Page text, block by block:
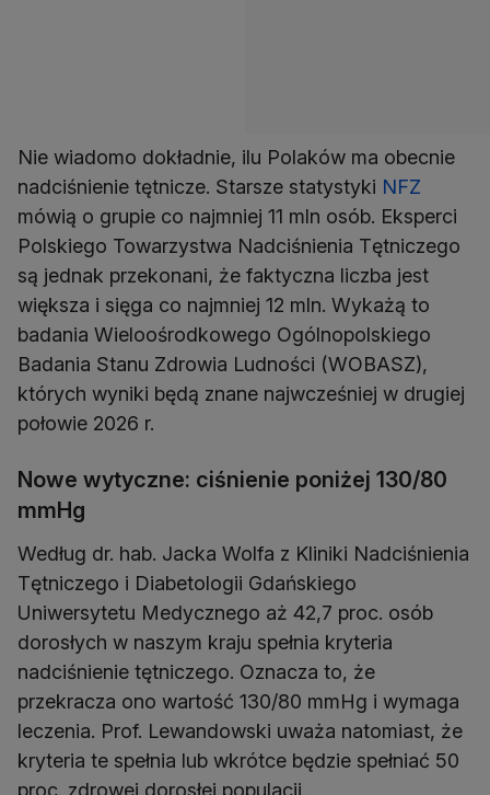
Nie wiadomo dokładnie, ilu Polaków ma obecnie
nadciśnienie tętnicze. Starsze statystyki NFZ
mówią o grupie co najmniej 11 mln osób. Eksperci
Polskiego Towarzystwa Nadciśnienia Tętniczego
są jednak przekonani, że faktyczna liczba jest
większa i sięga co najmniej 12 mln. Wykażą to
badania Wieloośrodkowego Ogólnopolskiego
Badania Stanu Zdrowia Ludności (WOBASZ),
których wyniki będą znane najwcześniej w drugiej
połowie 2026 r.
Nowe wytyczne: ciśnienie poniżej 130/80
mmHg
Według dr. hab. Jacka Wolfa z Kliniki Nadciśnienia
Tętniczego i Diabetologii Gdańskiego
Uniwersytetu Medycznego aż 42,7 proc. osób
dorosłych w naszym kraju spełnia kryteria
nadciśnienie tętniczego. Oznacza to, że
przekracza ono wartość 130/80 mmHg i wymaga
leczenia. Prof. Lewandowski uważa natomiast, że
kryteria te spełnia lub wkrótce będzie spełniać 50